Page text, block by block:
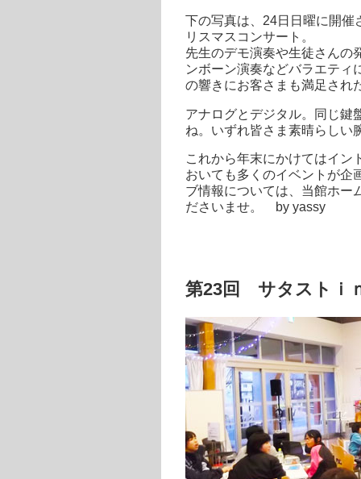
下の写真は、24日日曜に開催
リスマスコンサート。
先生のデモ演奏や生徒さんの
ンボーン演奏などバラエティ
の響きにお客さまも満足され
アナログとデジタル。同じ鍵
ね。いずれ皆さま素晴らしい
これから年末にかけてはイン
おいても多くのイベントが企
ブ情報については、当館ホー
ださいませ。 by yassy
第23回 サタストｉ